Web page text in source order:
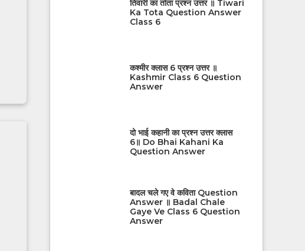
तिवारी का तोता प्रश्न उत्तर ॥ Tiwari
Ka Tota Question Answer
Class 6
कश्मीर क्लास 6 प्रश्न उत्तर ॥
Kashmir Class 6 Question
Answer
दो भाई कहानी का प्रश्न उत्तर क्लास
6॥ Do Bhai Kahani Ka
Question Answer
बादल चले गए वे कविता Question
Answer ॥ Badal Chale
Gaye Ve Class 6 Question
Answer